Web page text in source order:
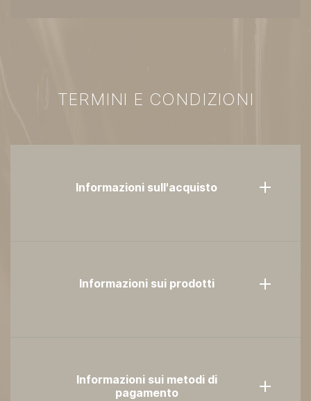
TERMINI E CONDIZIONI
Informazioni sull'acquisto
Informazioni sui prodotti
Informazioni sui metodi di
pagamento